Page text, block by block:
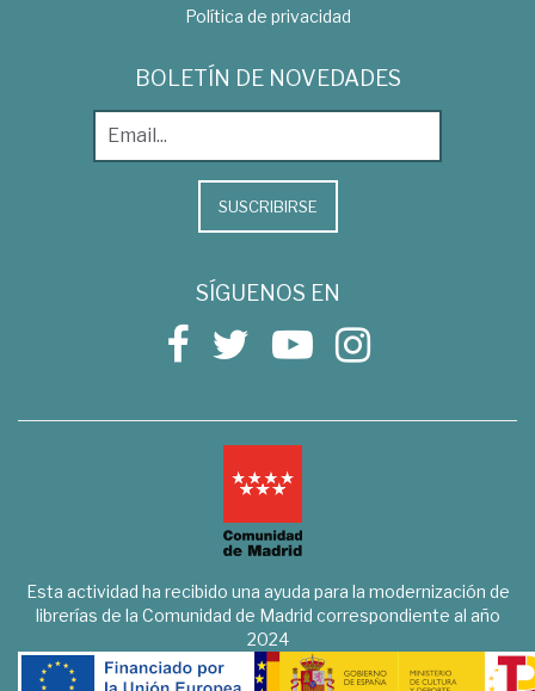
Política de privacidad
BOLETÍN DE NOVEDADES
SUSCRIBIRSE
SÍGUENOS EN
Esta actividad ha recibido una ayuda para la modernización de
librerías de la Comunidad de Madrid correspondiente al año
2024